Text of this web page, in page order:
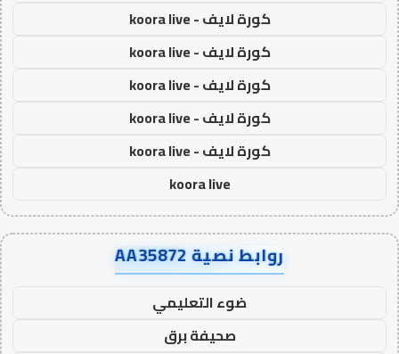
كورة لايف - koora live
كورة لايف - koora live
كورة لايف - koora live
كورة لايف - koora live
كورة لايف - koora live
koora live
روابط نصية AA35872
ضوء التعليمي
صحيفة برق